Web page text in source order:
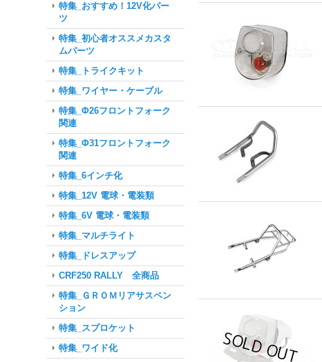
特集_おすすめ！12V化パー
ツ
特集_初心者オススメカスタ
ムパーツ
特集_トライクキット
特集_ワイヤー・ケーブル
特集_Φ26フロントフォーク
関連
特集_Φ31フロントフォーク
関連
特集_6インチ化
特集_12V 電球・電装類
特集_6V 電球・電装類
特集_マルチライト
特集_ドレスアップ
CRF250 RALLY 全商品
特集_ＧＲＯＭリアサスペン
ション
特集_スプロケット
特集_ワイド化